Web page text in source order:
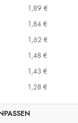
1,89 €
1,84 €
1,62 €
1,48 €
1,43 €
1,28 €